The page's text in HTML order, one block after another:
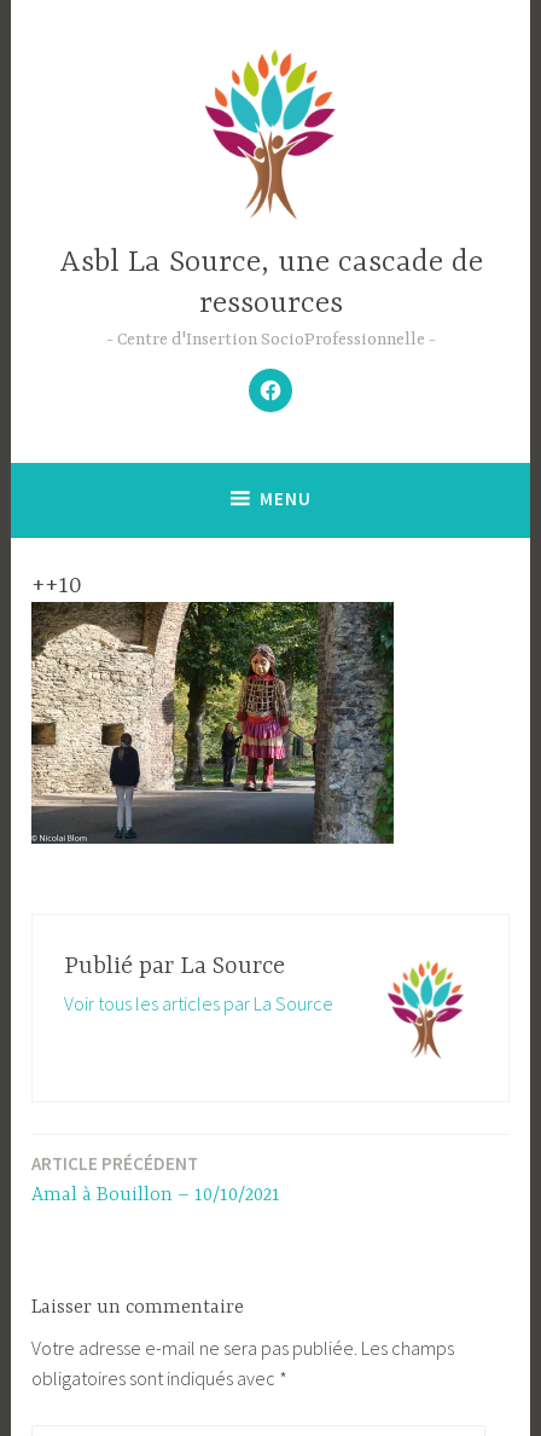
Asbl La Source, une cascade de
ressources
Centre d'Insertion SocioProfessionnelle
–
N’hésitez
pas
à
;-)
MENU
++10
Publié par La Source
Voir tous les articles par La Source
Navigation
ARTICLE PRÉCÉDENT
Amal à Bouillon – 10/10/2021
Laisser un commentaire
Votre adresse e-mail ne sera pas publiée. Les champs
obligatoires sont indiqués avec *